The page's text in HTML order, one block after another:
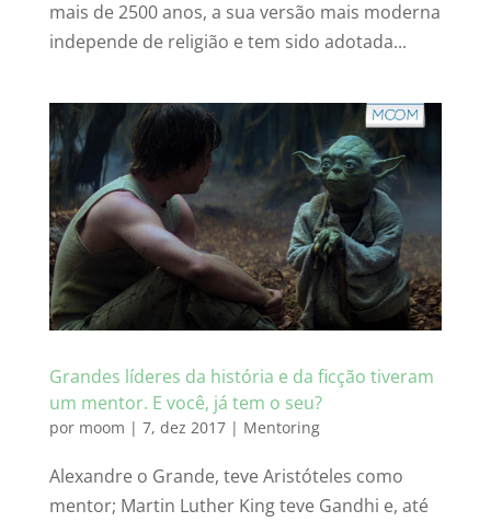
mais de 2500 anos, a sua versão mais moderna
independe de religião e tem sido adotada...
Grandes líderes da história e da ficção tiveram
um mentor. E você, já tem o seu?
por moom | 7, dez 2017| Mentoring
Alexandre o Grande, teve Aristóteles como
mentor; Martin Luther King teve Gandhi e, até